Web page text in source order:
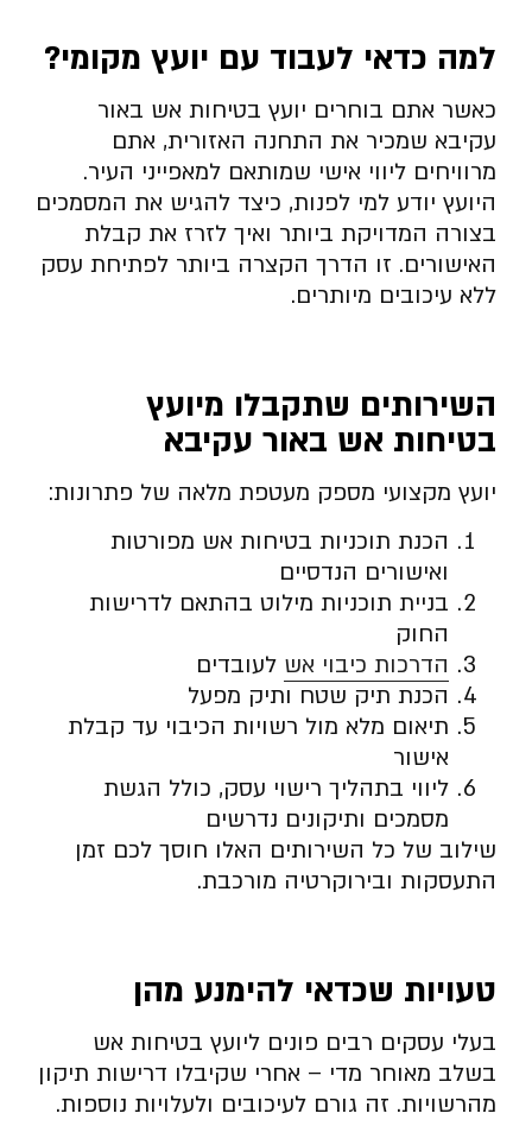
למה כדאי לעבוד עם יועץ מקומי?
כאשר אתם בוחרים יועץ בטיחות אש באור
עקיבא שמכיר את התחנה האזורית, אתם
מרוויחים ליווי אישי שמותאם למאפייני העיר.
היועץ יודע למי לפנות, כיצד להגיש את המסמכים
בצורה המדויקת ביותר ואיך לזרז את קבלת
האישורים. זו הדרך הקצרה ביותר לפתיחת עסק
ללא עיכובים מיותרים.
השירותים שתקבלו מיועץ
בטיחות אש באור עקיבא
יועץ מקצועי מספק מעטפת מלאה של פתרונות:
הכנת תוכניות בטיחות אש מפורטות
ואישורים הנדסיים
בניית תוכניות מילוט בהתאם לדרישות
החוק
הדרכות כיבוי אש לעובדים
הכנת תיק שטח ותיק מפעל
תיאום מלא מול רשויות הכיבוי עד קבלת
אישור
ליווי בתהליך רישוי עסק, כולל הגשת
מסמכים ותיקונים נדרשים
שילוב של כל השירותים האלו חוסך לכם זמן
התעסקות ובירוקרטיה מורכבת.
טעויות שכדאי להימנע מהן
בעלי עסקים רבים פונים ליועץ בטיחות אש
בשלב מאוחר מדי – אחרי שקיבלו דרישות תיקון
מהרשויות. זה גורם לעיכובים ולעלויות נוספות.